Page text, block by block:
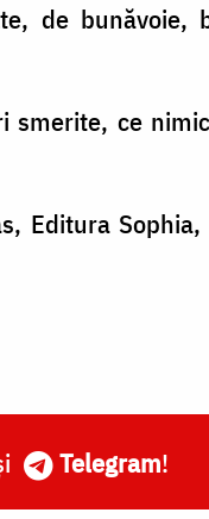
de bună­voie,
smerite, ce
Editura
Telegram!